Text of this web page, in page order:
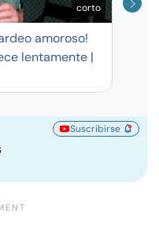
corto
amoroso!
lentamente |
Suscribirse